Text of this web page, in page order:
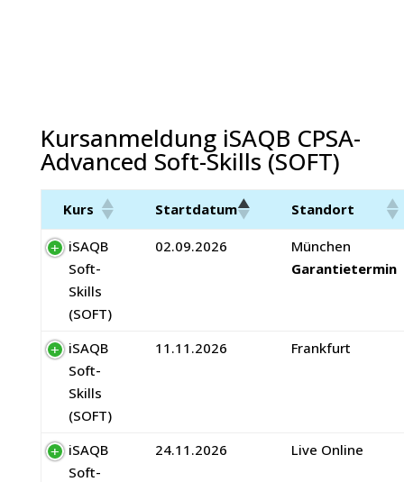
Kursanmeldung iSAQB CPSA-
Advanced Soft-Skills (SOFT)
Kurs Startdatum Standort
iSAQB
Soft-
Skills
(SOFT)
02.09.2026
München
Garantietermin
iSAQB
Soft-
Skills
(SOFT)
11.11.2026 Frankfurt
iSAQB
Soft-
24.11.2026 Live Online